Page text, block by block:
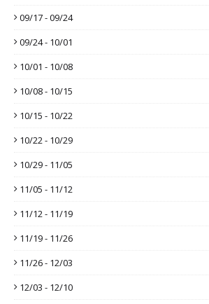
09/17 - 09/24
09/24 - 10/01
10/01 - 10/08
10/08 - 10/15
10/15 - 10/22
10/22 - 10/29
10/29 - 11/05
11/05 - 11/12
11/12 - 11/19
11/19 - 11/26
11/26 - 12/03
12/03 - 12/10